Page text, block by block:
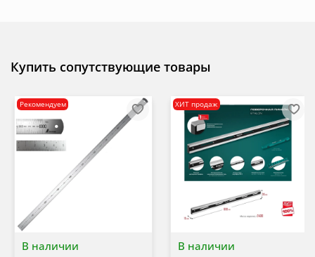
Купить сопутствующие товары
В наличии
Рекомендуем
В наличии
ХИТ продаж